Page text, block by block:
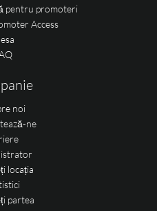
pentru promoteri
Access
noi
ne
locația
partea